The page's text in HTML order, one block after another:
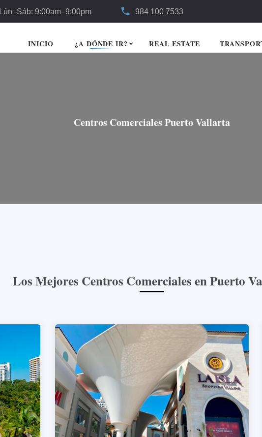
Lún–Sáb: 9:00am–9:00pm 984 100 7533
INICIO ¿A DÓNDE IR? REAL ESTATE
Centros Comerciales Puerto Vallarta
Los Mejores Centros Comerciales en Puerto